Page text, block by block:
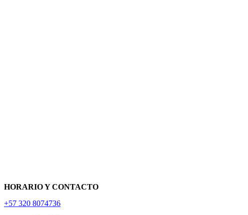
HORARIO Y CONTACTO
+57 320 8074736